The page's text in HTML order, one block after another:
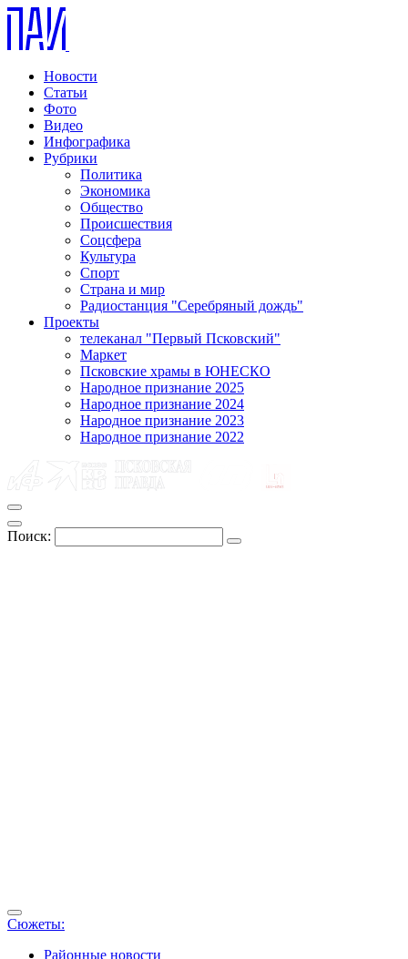
Новости
Статьи
Фото
Видео
Инфографика
Рубрики
Политика
Экономика
Общество
Происшествия
Соцсфера
Культура
Спорт
Страна и мир
Радиостанция "Серебряный дождь"
Проекты
телеканал "Первый Псковский"
Маркет
Псковские храмы в ЮНЕСКО
Народное признание 2025
Народное признание 2024
Народное признание 2023
Народное признание 2022
Поиск:
Сюжеты:
Районные новости